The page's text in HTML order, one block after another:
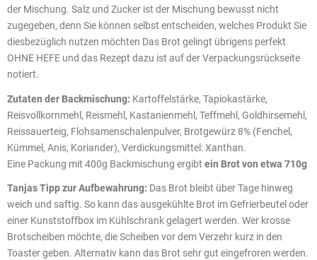
der Mischung. Salz und Zucker ist der Mischung bewusst nicht
zugegeben, denn Sie können selbst entscheiden, welches Produkt Sie
diesbezüglich nutzen möchten Das Brot gelingt übrigens perfekt
OHNE HEFE und das Rezept dazu ist auf der Verpackungsrückseite
notiert.
Zutaten der Backmischung: Kartoffelstärke, Tapiokastärke,
Reisvollkornmehl, Reismehl, Kastanienmehl, Teffmehl, Goldhirsemehl,
Reissauerteig, Flohsamenschalenpulver, Brotgewürz 8% (Fenchel,
Kümmel, Anis, Koriander), Verdickungsmittel: Xanthan.
Eine Packung mit 400g Backmischung ergibt ein Brot von etwa 710g
Tanjas Tipp zur Aufbewahrung: Das Brot bleibt über Tage hinweg
weich und saftig. So kann das ausgekühlte Brot im Gefrierbeutel oder
einer Kunststoffbox im Kühlschrank gelagert werden. Wer krosse
Brotscheiben möchte, die Scheiben vor dem Verzehr kurz in den
Toaster geben. Alternativ kann das Brot sehr gut eingefroren werden.